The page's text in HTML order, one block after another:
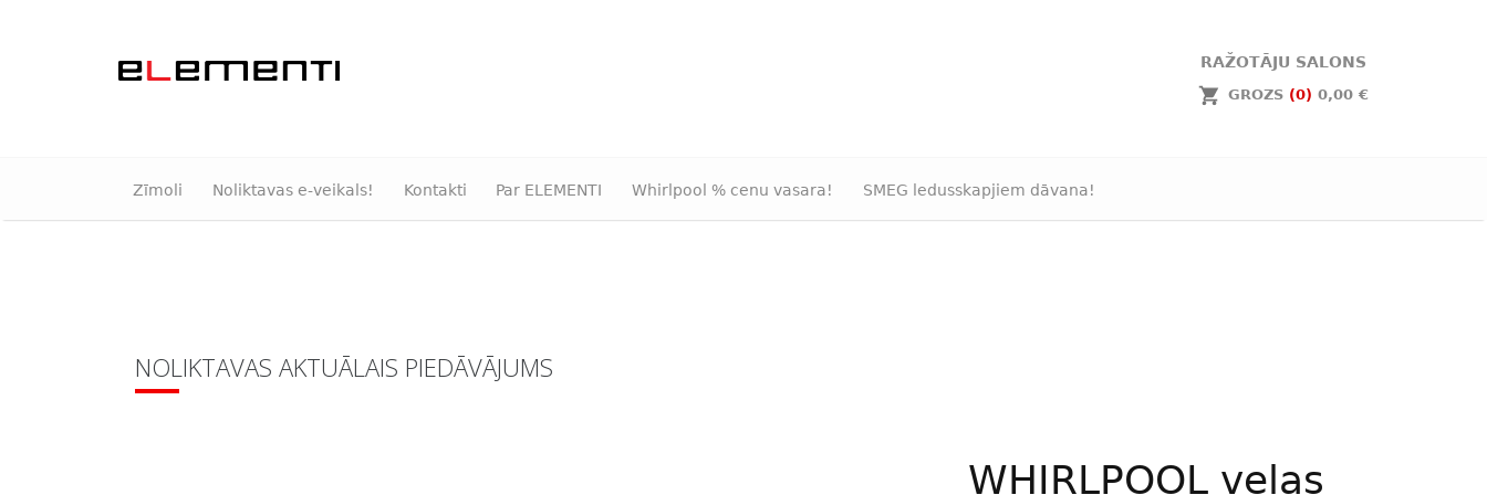
RAŽOTĀJU SALONS
GROZS (0) 0,00 €
Zīmoli Noliktavas e-veikals! Kontakti Par ELEMENTI Whirlpool % cenu vasara! SMEG ledusskapjiem dāvana!
NOLIKTAVAS AKTUĀLAIS PIEDĀVĀJUMS
WHIRLPOOL veļas